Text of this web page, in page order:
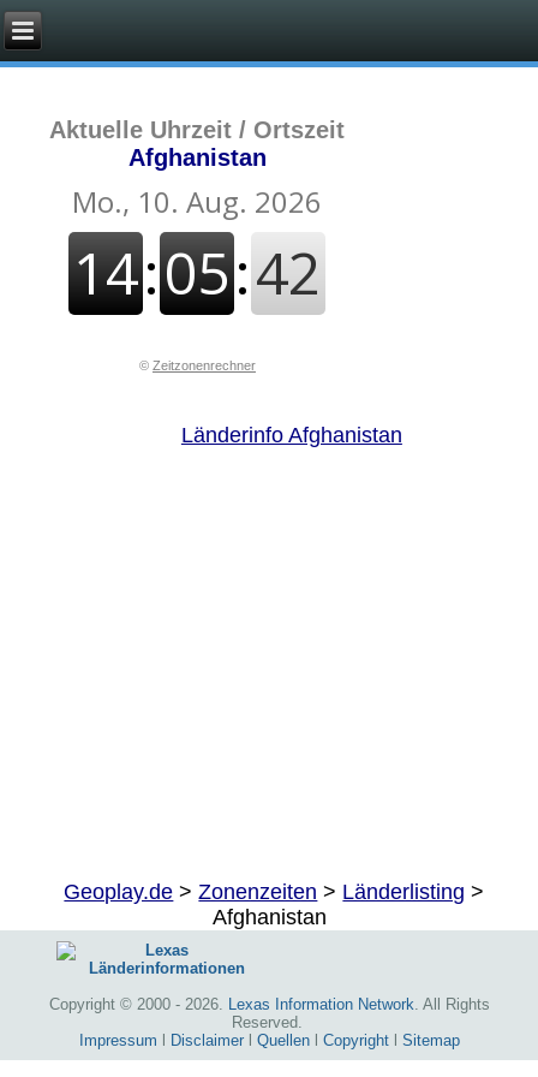
Aktuelle Uhrzeit / Ortszeit
Afghanistan
© Zeitzonenrechner
Länderinfo Afghanistan
Geoplay.de >Zonenzeiten > Länderlisting >
Afghanistan
Copyright © 2000 - 2026. Lexas Information Network . All Rights
Reserved.
Impressum
Disclaimerl Quellenl Copyrightl Sitemap